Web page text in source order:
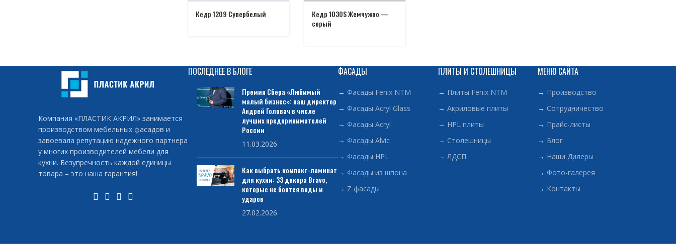
Кедр 1209 Супербелый
Кедр 1030S Жемчужно —
серый
Компания «ПЛАСТИК АКРИЛ» занимается
производством мебельных фасадов и
завоевала репутацию надежного партнера
у многих производителей мебели для
кухни. Безупречность каждой единицы
товара – это наша гарантия!
ПОСЛЕДНЕЕ В БЛОГЕ
Премия Сбера «Любимый
малый бизнес»: наш директор
Андрей Головач в числе
лучших предпринимателей
России
11.03.2026
Как выбрать компакт-ламинат
для кухни: 33 декора Bravo,
которые не боятся воды и
ударов
27.02.2026
ФАСАДЫ
→ Фасады Fenix NTM
→ Фасады Acryl Glass
→ Фасады Acryl
→ Фасады Alvic
→ Фасады HPL
→ Фасады из шпона
→ Z фасады
ПЛИТЫ И СТОЛЕШНИЦЫ
→ Плиты Fenix NTM
→ Акриловые плиты
→ HPL плиты
→ Столешницы
→ЛДСП
МЕНЮ САЙТА
→ Производство
→ Сотрудничество
→ Прайс-листы
→ Блог
→ Наши Дилеры
→ Фото-галерея
→ Контакты